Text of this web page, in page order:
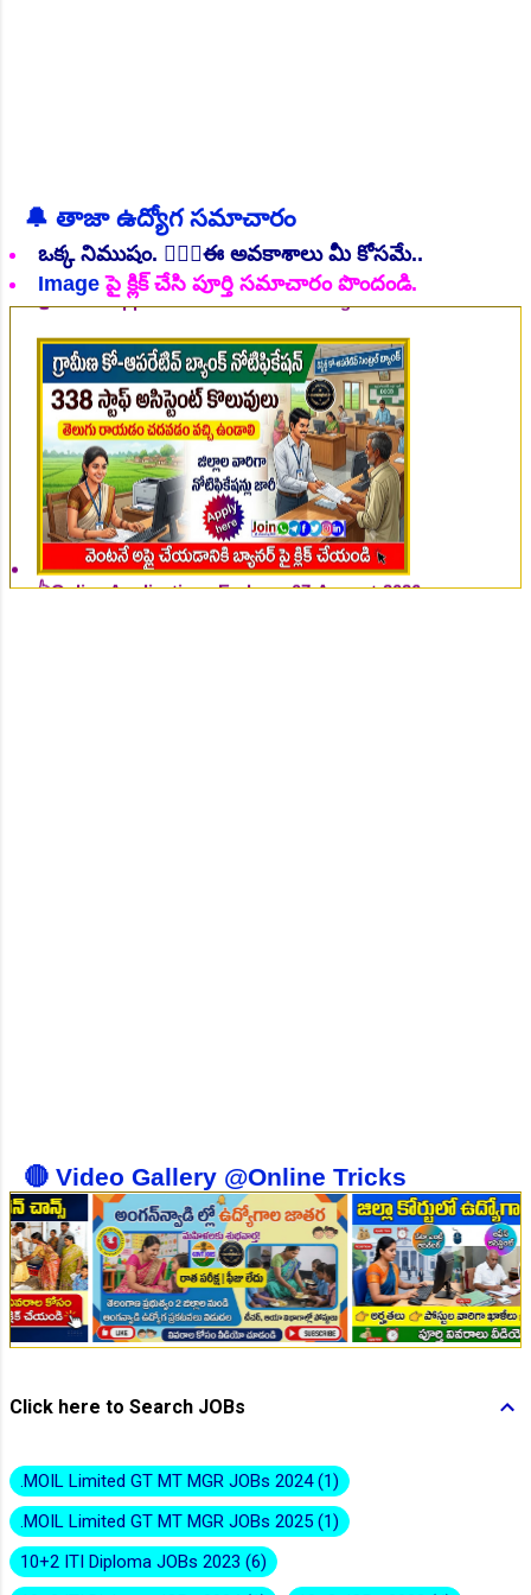
🔔 తాజా ఉద్యోగ సమాచారం
ఒక్క నిముషం. 💁🏻‍♂️ఈ అవకాశాలు మీ కోసమే..
Imageపై క్లిక్ చేసి పూర్తి సమాచారం పొందండి.
👆Online Applications Ends on 06-August-2026
👆Online Applications Ends on 07-August-2026
🔴 Video Gallery @Online Tricks
Click here to Search JOBs
.MOIL Limited GT MT MGR JOBs 2024 1
.MOIL Limited GT MT MGR JOBs 2025 1
10+2 ITI Diploma JOBs 2023 6